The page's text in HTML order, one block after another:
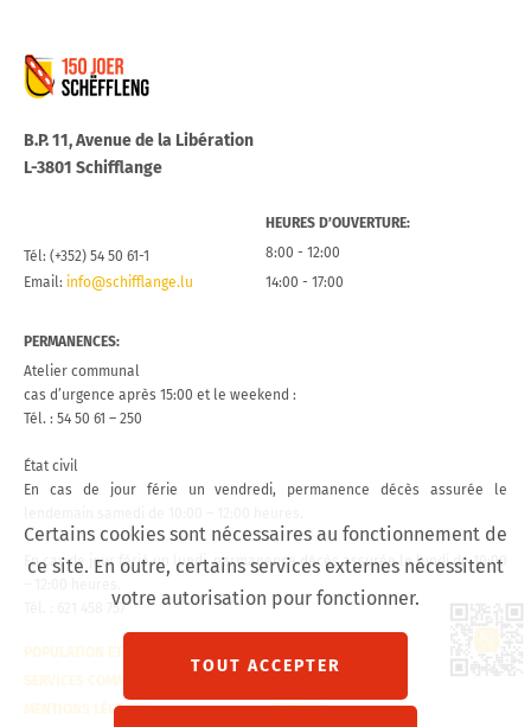
Lien
B.P. 11, Avenue de la Libération
L-3801 Schifflange
Tél: (+352) 54 50 61-1
Email: info@schifflange.lu
HEURES D’OUVERTURE:
8:00 - 12:00
14:00 - 17:00
PERMANENCES:
Atelier communal
cas d’urgence après 15:00 et le weekend :
Tél. : 54 50 61 – 250
État civil
En cas de jour férie un vendredi, permanence décès assurée le
En cas de jour férié un lundi, permanence décès assurée le lundi de 10:00
Tél. : 621 458 757
POPULATION ET ÉTAT CIVIL
SERVICES COMMUNAUX
MENTIONS LÉGALES
SITEMAP
Certains cookies sont nécessaires au fonctionnement de
ce site. En outre, certains services externes nécessitent
votre autorisation pour fonctionner.
TOUT ACCEPTER